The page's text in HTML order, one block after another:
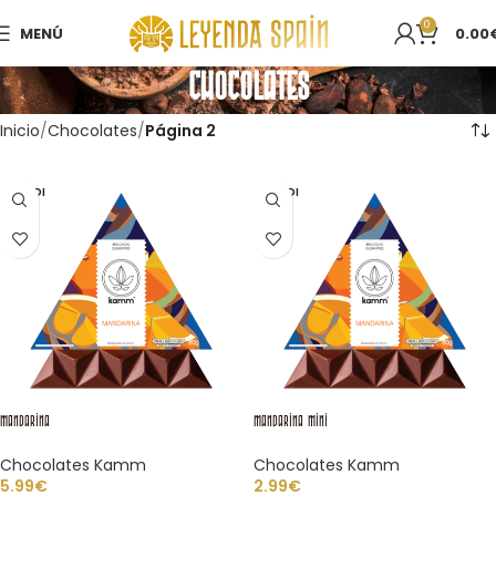
MENÚ 0 0.00
Chocolates
Inicio Chocolates Página 2
VENDI
DO
Mandarina
Chocolates Kamm
5.99€
VENDI
DO
Mandarina Mini
Chocolates Kamm
2.99€